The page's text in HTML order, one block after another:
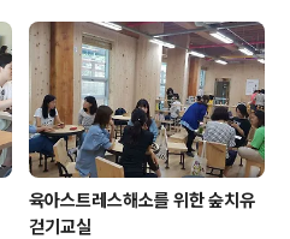
육아스트레스해소를 위한 숲치유
걷기교실